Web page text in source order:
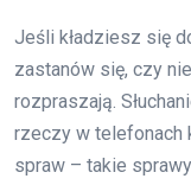
Jeśli kładziesz się
zastanów się, czy
rozpraszają.
rzeczy w telefonach
spraw – takie